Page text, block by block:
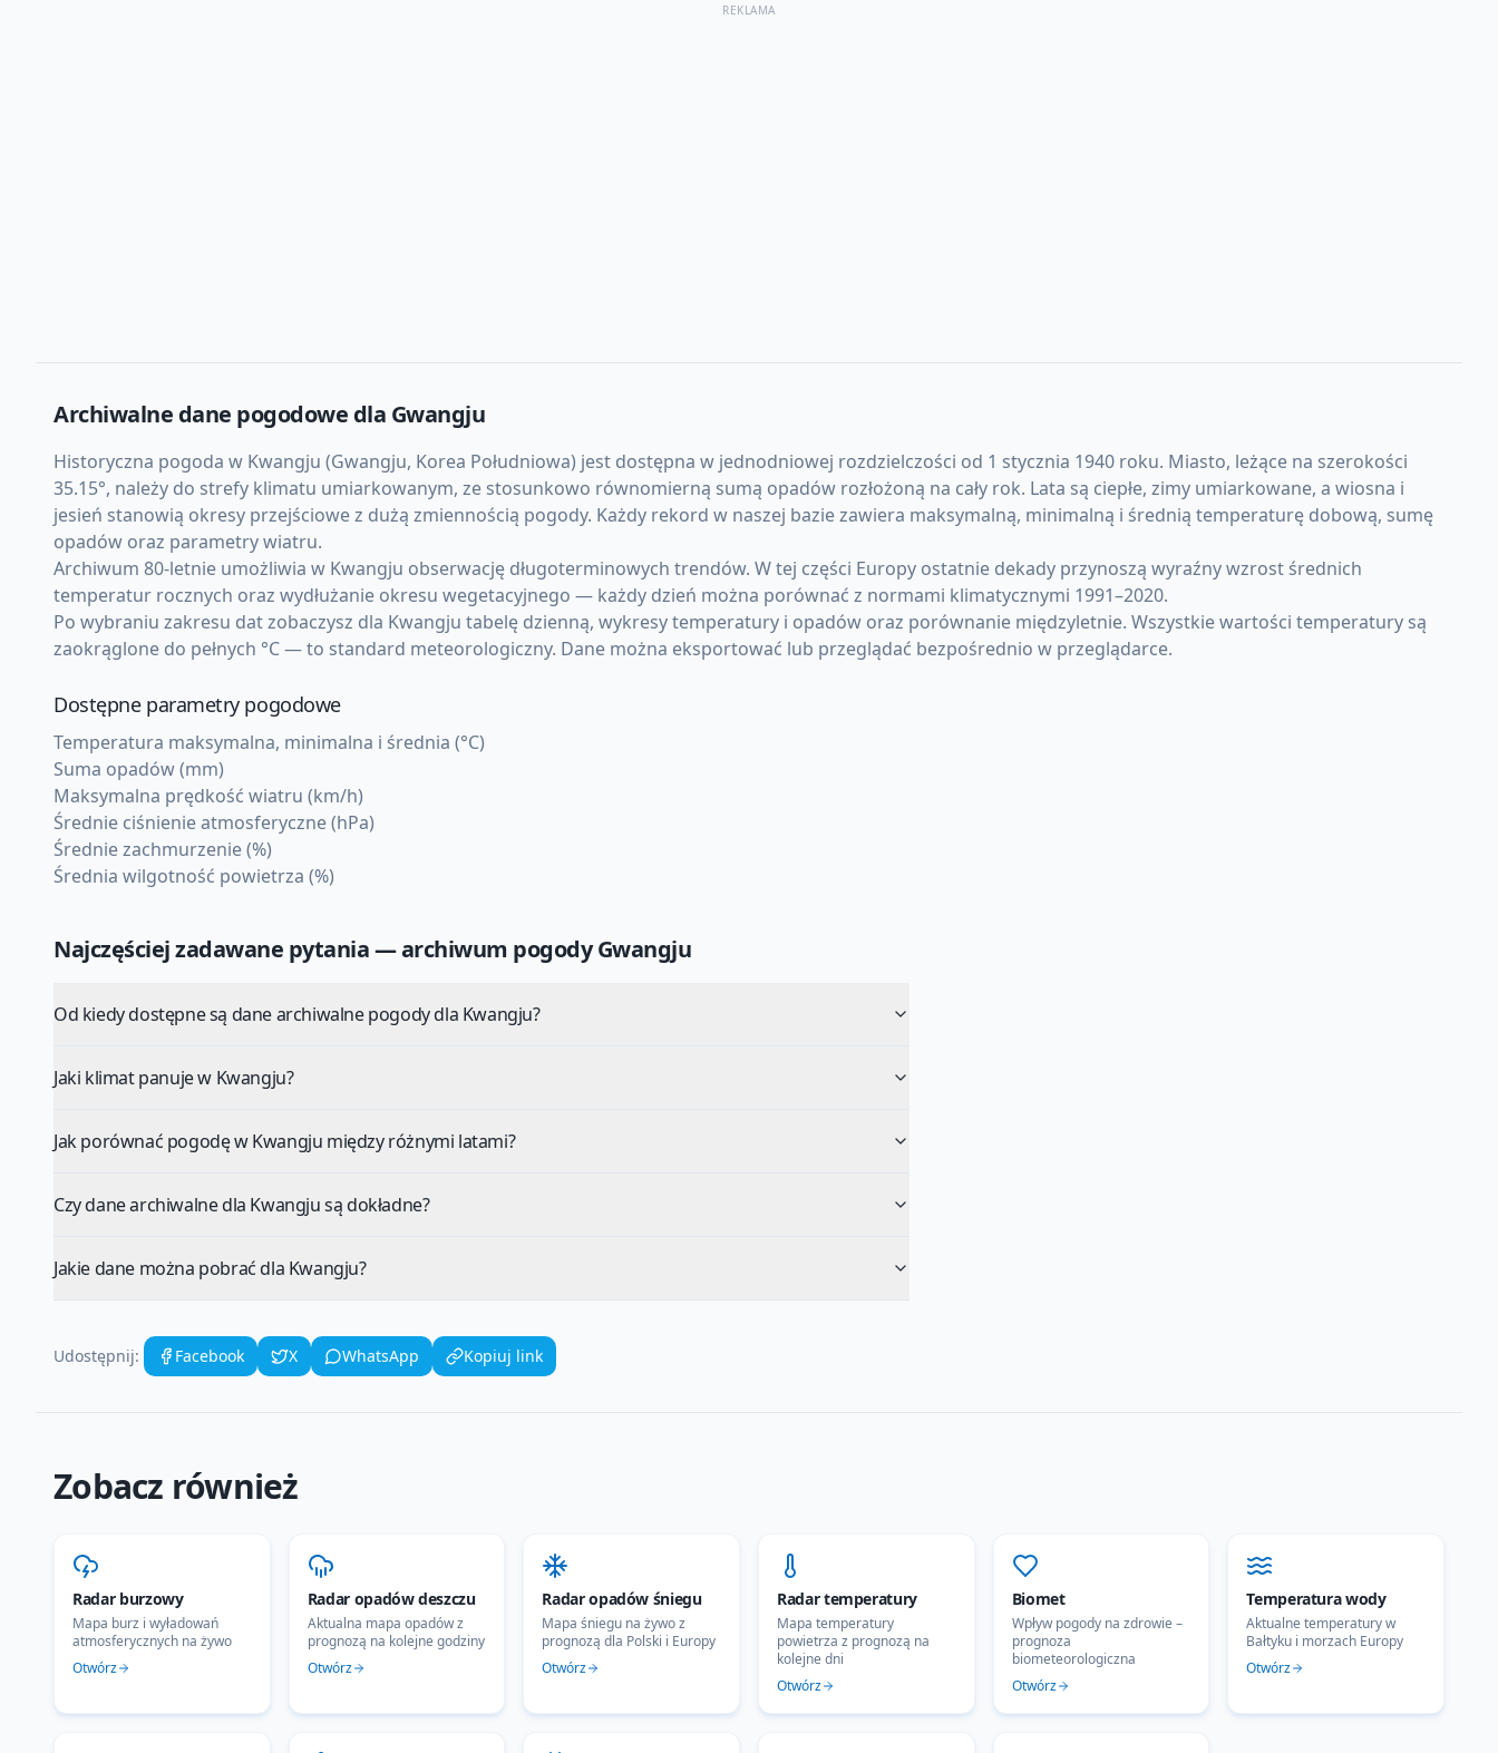
REKLAMA
Archiwalne dane pogodowe dla Gwangju
Historyczna pogoda w Kwangju (Gwangju, Korea Południowa) jest dostępna w jednodniowej rozdzielczości od 1 stycznia 1940 roku. Miasto, leżące na szerokości
35.15°, należy do strefy klimatu umiarkowanym, ze stosunkowo równomierną sumą opadów rozłożoną na cały rok. Lata są ciepłe, zimy umiarkowane, a wiosna i
jesień stanowią okresy przejściowe z dużą zmiennością pogody. Każdy rekord w naszej bazie zawiera maksymalną, minimalną i średnią temperaturę dobową, sumę
opadów oraz parametry wiatru.
Archiwum 80-letnie umożliwia w Kwangju obserwację długoterminowych trendów. W tej części Europy ostatnie dekady przynoszą wyraźny wzrost średnich
temperatur rocznych oraz wydłużanie okresu wegetacyjnego — każdy dzień można porównać z normami klimatycznymi 1991–2020.
Po wybraniu zakresu dat zobaczysz dla Kwangju tabelę dzienną, wykresy temperatury i opadów oraz porównanie międzyletnie. Wszystkie wartości temperatury są
zaokrąglone do pełnych °C — to standard meteorologiczny. Dane można eksportować lub przeglądać bezpośrednio w przeglądarce.
Dostępne parametry pogodowe
Temperatura maksymalna, minimalna i średnia (°C)
Suma opadów (mm)
Maksymalna prędkość wiatru (km/h)
Średnie ciśnienie atmosferyczne (hPa)
Średnie zachmurzenie (%)
Średnia wilgotność powietrza (%)
Najczęściej zadawane pytania — archiwum pogodyGwangju
Od kiedy dostępne są dane archiwalne pogody dla Kwangju?
Jaki klimat panuje w Kwangju?
Jak porównać pogodę w Kwangju między różnymi latami?
Czy dane archiwalne dla Kwangju są dokładne?
Jakie dane można pobrać dla Kwangju?
Udostępnij: Facebook X WhatsApp Kopiuj link
Zobacz również
Radar burzowy
Mapa burz i wyładowań
atmosferycznych na żywo
Otwórz
Radar opadów deszczu
Aktualna mapa opadów z
prognozą na kolejne godziny
Otwórz
Radar opadów śniegu
Mapa śniegu na żywo z
prognozą dla Polski i Europy
Otwórz
Radar temperatury
Mapa temperatury
powietrza z prognozą na
kolejne dni
Otwórz
Biomet
Wpływ pogody na zdrowie –
prognoza
biometeorologiczna
Otwórz
Temperatura wody
Aktualne temperatury w
Bałtyku i morzach Europy
Otwórz